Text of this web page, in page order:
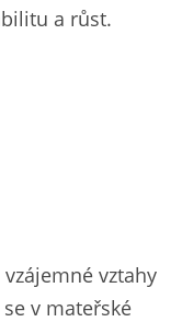
a růst.
vztahy
v mateřské